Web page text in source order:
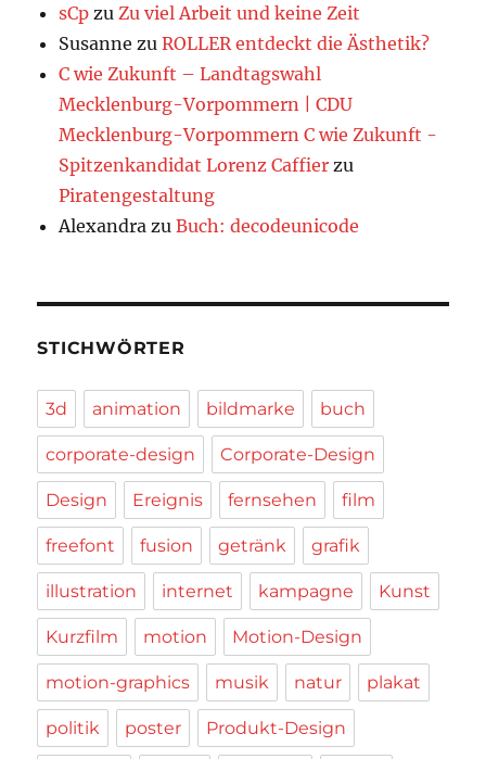
sCp zu Zu viel Arbeit und keine Zeit
Susanne zuROLLER entdeckt die Ästhetik?
C wie Zukunft – Landtagswahl
Mecklenburg-Vorpommern | CDU
Mecklenburg-Vorpommern C wie Zukunft -
Spitzenkandidat Lorenz Caffier zu
Piratengestaltung
Alexandra zuBuch: decodeunicode
STICHWÖRTER
3d animation bildmarke buch
corporate-design Corporate-Design
Design Ereignis fernsehen film
freefont fusion getränk grafik
illustration internet kampagne Kunst
Kurzfilm motion Motion-Design
motion-graphics musik natur plakat
politik poster Produkt-Design